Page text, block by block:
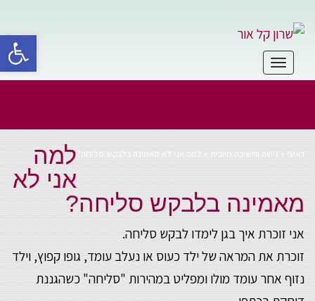
תפריט
ראשי » גישה וחשיבה חיובית » למה אני לא מאמינה בלבקש סליחה?למה
אני לא
מאמינה בלבקש סליחה?
אני זוכרת איך בגן לימדו לבקש סליחה.
זוכרת את המראה של ילד כעוס או נעלב עומד, גופו קפוץ, וילד
נזוף אחר עומד מולו ומפליט במהירות "סליחה" כשהגננת
פתח